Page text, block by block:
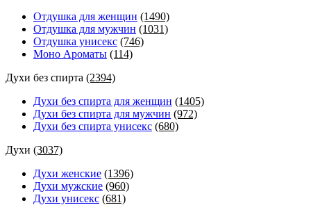
Отдушка для женщин (1490)
Отдушка для мужчин (1031)
Отдушка унисекс (746)
Моно Ароматы (114)
Духи без спирта (2394)
Духи без спирта для женщин (1405)
Духи без спирта для мужчин (972)
Духи без спирта унисекс (680)
Духи (3037)
Духи женские (1396)
Духи мужские (960)
Духи унисекс (681)